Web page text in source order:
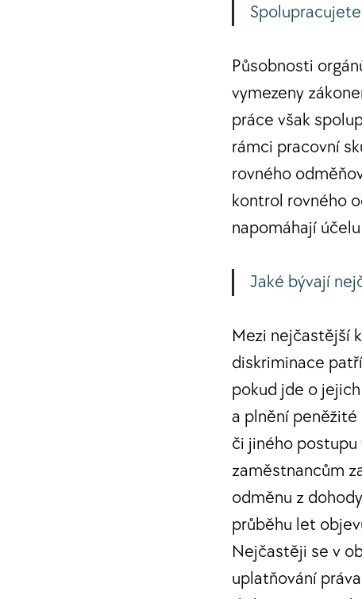
Působnosti
vymezeny
práce však
rámci pracovní
rovného
kontrol rovného
napomáhají
Jaké bývají
Mezi nejčastější
diskriminace
pokud jde o
a plnění
či jiného
zaměstnancům
odměnu z
průběhu let
Nejčastěji se v
uplatňování